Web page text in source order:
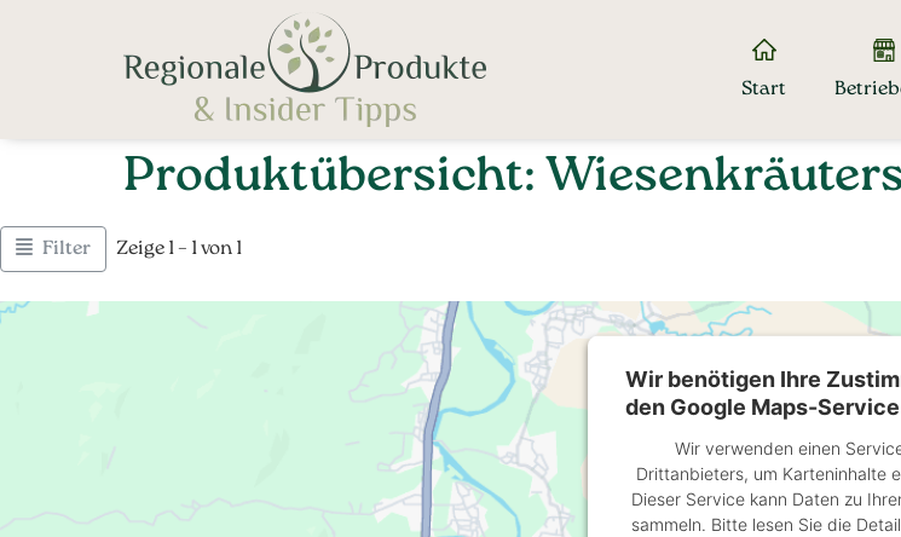
Start
Produktübersicht:
Filter Zeige 1 – 1 von 1
Wir benötigen Ihre
den Google Maps-
Wir verwenden einen
Drittanbieters, um Karteninhalte
Dieser Service kann Daten zu
sammeln. Bitte lesen Sie die